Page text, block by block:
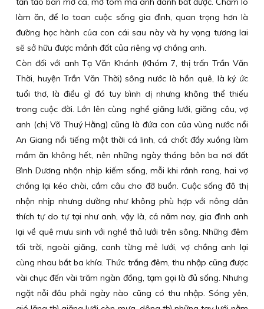
làm ăn, để lo toan cuộc sống gia đình, quan trọng hơn là
đường học hành của con cái sau này và hy vọng tương lai
sẽ sở hữu được mảnh đất của riêng vợ chồng anh.
Còn đối với anh Tạ Văn Khánh (Khóm 7, thị trấn Trần Văn
Thời, huyện Trần Văn Thời) sông nước là hồn quê, là ký ức
tuổi thơ, là điều gì đó tuy bình dị nhưng không thể thiếu
trong cuộc đời. Lớn lên cùng nghề giăng lưới, giăng câu, vợ
anh (chị Võ Thuý Hằng) cũng là đứa con của vùng nước nổi
An Giang nổi tiếng một thời cá linh, cá chốt đầy xuồng làm
mắm ăn không hết, nên những ngày tháng bôn ba nơi đất
Bình Dương nhộn nhịp kiếm sống, mỗi khi rảnh rang, hai vợ
chồng lại kéo chài, cắm câu cho đỡ buồn. Cuộc sống đô thị
nhộn nhịp nhưng dường như không phù hợp với nông dân
thích tự do tự tại như anh, vậy là, cả năm nay, gia đình anh
lại về quê mưu sinh với nghề thả lưới trên sông. Những đêm
tối trời, ngoài giăng, canh từng mẻ lưới, vợ chồng anh lại
cùng nhau bắt ba khía. Thức trắng đêm, thu nhập cũng được
vài chục đến vài trăm ngàn đồng, tạm gọi là đủ sống. Nhưng
ngặt nỗi đâu phải ngày nào cũng có thu nhập. Sóng yên,